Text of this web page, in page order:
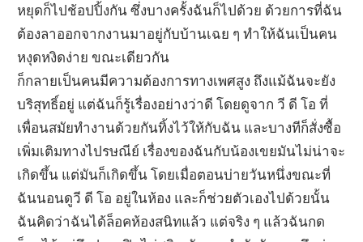
หยุดก็ไปช้อปปิ้งกัน ซึ่งบางครั้งฉันก็ไปด้วย ด้วยการที่ฉัน
ต้องลาออกจากงานมาอยู่กับบ้านเฉย ๆ ทำให้ฉันเป็นคน
หงุดหงิดง่าย ขณะเดียวกัน
ก็กลายเป็นคนมีความต้องการทางเพศสูง ถึงแม้ฉันจะยัง
บริสุทธิ์อยู่ แต่ฉันก็รู้เรื่องอย่างว่าดี โดยดูจาก วี ดี โอ ที่
เพื่อนสมัยทำงานด้วยกันทิ้งไว้ให้กับฉัน และบางทีก็สั่งซื้อ
เพิ่มเติมทางไปรษณีย์ เรื่องของฉันกับน้องเขยมันไม่น่าจะ
เกิดขึ้น แต่มันก็เกิดขึ้น โดยเมื่อตอนบ่ายวันหนึ่งขณะที่
ฉันนอนดูวี ดี โอ อยู่ในห้อง และก็ช่วยตัวเองไปด้วยนั้น
ฉันคิดว่าฉันได้ล็อคห้องสนิทแล้ว แต่จริง ๆ แล้วฉันกด